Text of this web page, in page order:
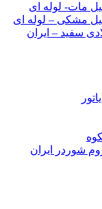
مات- لوله ای
مشکی – لوله ای
سفید – ایران
شوردر ایران